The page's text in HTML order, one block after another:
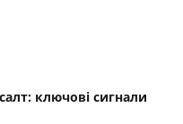
ключові cигнали